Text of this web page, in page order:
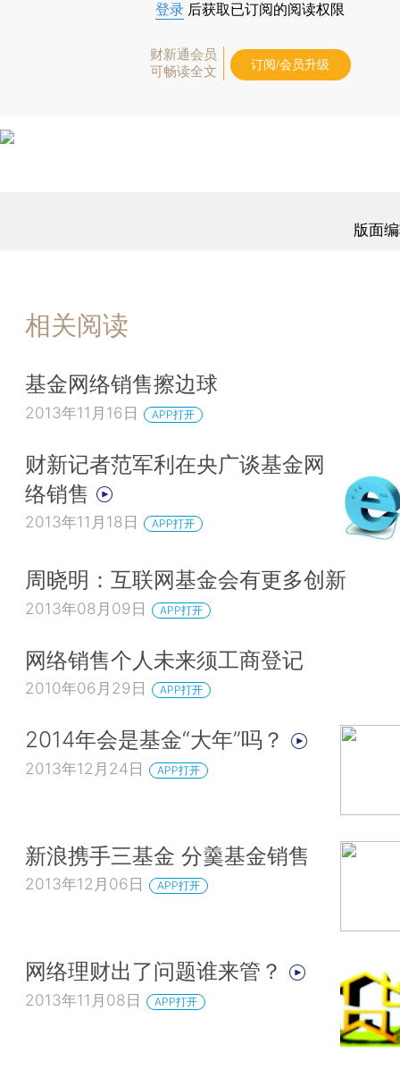
登录 后获取已订阅的阅读权限
财新通会员
可畅读全文
订阅/会员升级
版面
相关阅读
基金网络销售擦边球
2013年11月16日 APP打开
财新记者范军利在央广谈基金网
络销售
2013年11月18日 APP打开
周晓明：互联网基金会有更多创新
2013年08月09日 APP打开
网络销售个人未来须工商登记
2010年06月29日 APP打开
2014年会是基金“大年”吗？
2013年12月24日 APP打开
新浪携手三基金 分羹基金销售
2013年12月06日 APP打开
网络理财出了问题谁来管？
2013年11月08日 APP打开